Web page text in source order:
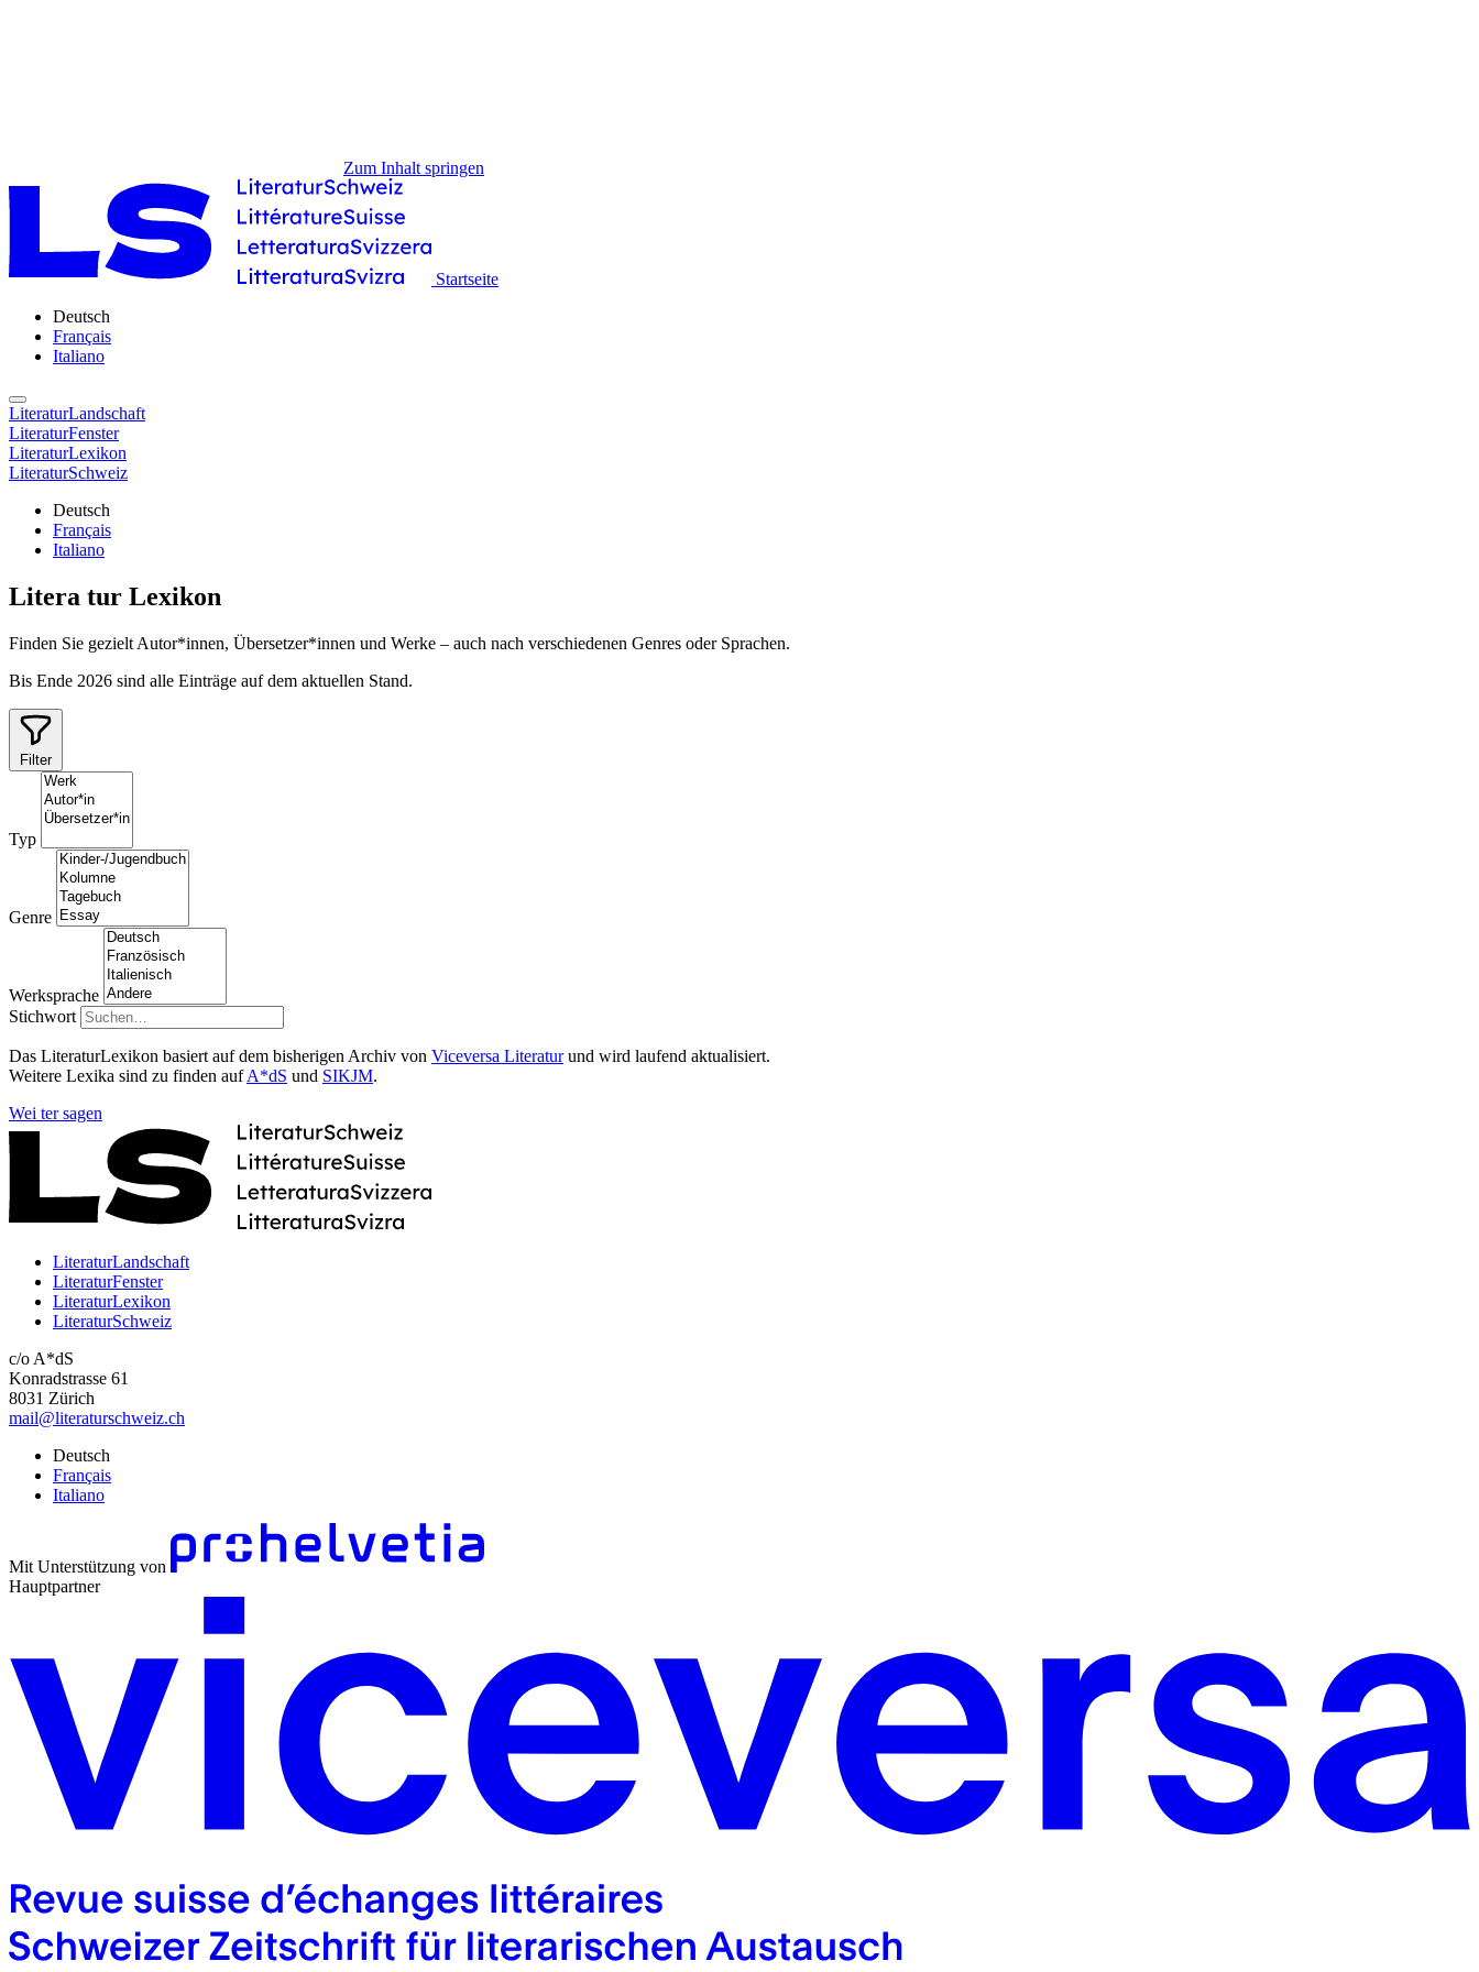
Zum Inhalt springen
Startseite
Deutsch
Français
Italiano
LiteraturLandschaft
LiteraturFenster
LiteraturLexikon
LiteraturSchweiz
Deutsch
Français
Italiano
Litera tur Lexikon
Finden Sie gezielt Autor*innen, Übersetzer*innen und Werke – auch nach verschiedenen Genres oder Sprachen.
Bis Ende 2026 sind alle Einträge auf dem aktuellen Stand.
Filter
Typ
Genre
Werksprache
Stichwort
Das LiteraturLexikon basiert auf dem bisherigen Archiv von Viceversa Literaturund wird laufend aktualisiert.
Weitere Lexika sind zu finden aufA*dS und SIKJM.
Wei ter sagen
LiteraturLandschaft
LiteraturFenster
LiteraturLexikon
LiteraturSchweiz
c/o A*dS
Konradstrasse 61
8031 Zürich
mail@literaturschweiz.ch
Deutsch
Français
Italiano
Mit Unterstützung von
Hauptpartner